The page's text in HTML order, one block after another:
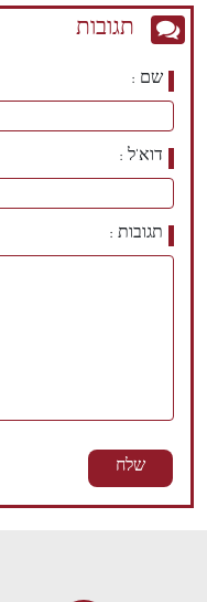
תגובות
שם
דוא'ל
תגובות